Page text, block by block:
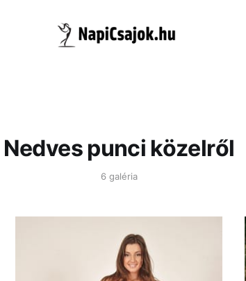
Nedves punci közelről
6 galéria